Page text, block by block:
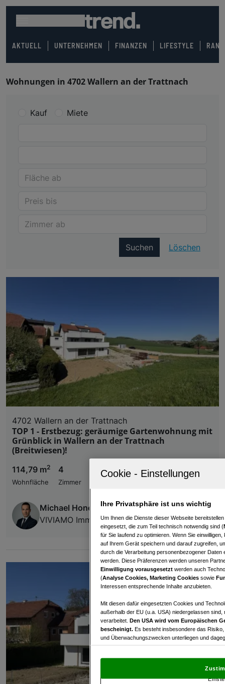
AKTUELL UNTERNEHMEN FINANZEN LIFESTYLE
Wohnungen in 4702 Wallern an der Trattnach
Kauf Miete
Suchen Löschen
4702 Wallern an der Trattnach
TOP 1 - Erstbezug: geräumige Gartenwohnung mit
Grünblick in Wallern an der Trattnach
(Breitwiesen)!
114,79 m2
Wohnfläche
4
Zimmer
€ 515.940,00
Michael Honetschläger
VIVIAMO Immobilien GmbH
Ihre Privatsphäre ist uns wichtig
Um Ihnen die Dienste dieser Webseite
eingesetzt, die zum Teil technisch notwendig sind (
für Sie laufend zu optimieren. Wenn Sie
auf Ihrem Gerät speichern und darauf zugreifen,
durch die Verarbeitung personenbezogener
werden. Diese Präferenzen werden unseren
Einwilligung vorausgesetzt werden auch
(Analyse Cookies, Marketing Cookies sowie
Interessen entsprechende Inhalte anzubieten.
Mit diesen dafür eingesetzten Cookies und
außerhalb der EU (u.a. USA) niedergelassen
verarbeitet. Den USA wird vom Europäischen
bescheinigt. Es besteht insbesondere das
und Überwachungszwecken unterliegen und
und Widerspruch gegen die Verarbeitung auf der
„Cookie Einstellungen“, die sich auf jeder Seite